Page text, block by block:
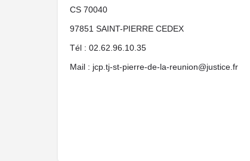
CS 70040
97851 SAINT-PIERRE CEDEX
Tél : 02.62.96.10.35
Mail : jcp.tj-st-pierre-de-la-reunion@justice.fr